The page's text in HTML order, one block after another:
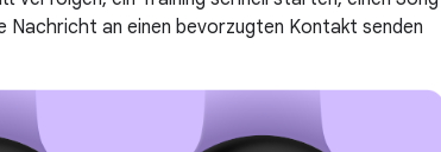
Nachricht an einen bevorzugten Kontakt senden